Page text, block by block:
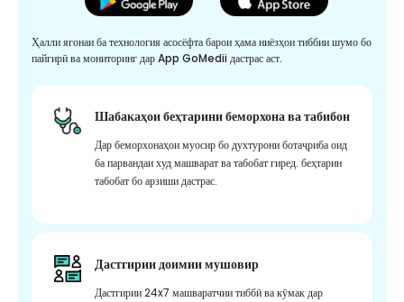
Ҳалли ягонаи ба технология асосёфта барои ҳама ниёзҳои тиббии шумо бо
пайгирӣ ва мониторинг дар App GoMedii дастрас аст.
Шабакаҳои беҳтарини беморхона ва табибон
Дар беморхонаҳои муосир бо духтурони ботаҷриба оид
ба парвандаи худ машварат ва табобат гиред. беҳтарин
табобат бо арзиши дастрас.
Дастгирии доимии мушовир
Дастгирии 24x7 машваратчии тиббӣ ва кӯмак дар